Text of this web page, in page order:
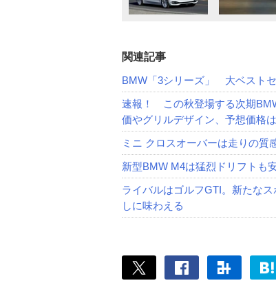
関連記事
BMW「3シリーズ」 大ベスト
速報！ この秋登場する次期
価やグリルデザイン、予想価格
ミニ クロスオーバーは走りの質
新型BMW M4は猛烈ドリフトも
ライバルはゴルフGTI。新たな
しに味わえる